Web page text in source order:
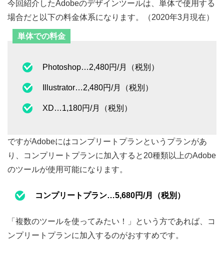
今回紹介したAdobeのデザインツールは、単体で使用する
場合だと以下の料金体系になります。（2020年3月現在）
単体での料金
Photoshop…2,480円/月（税別）
Illustrator…2,480円/月（税別）
XD…1,180円/月（税別）
ですがAdobeにはコンプリートプランというプランがあ
り、コンプリートプランに加入すると20種類以上のAdobe
のツールが使用可能になります。
コンプリートプラン…5,680円/月（税別）
「複数のツールを使ってみたい！」という方であれば、コ
ンプリートプランに加入するのがおすすめです。